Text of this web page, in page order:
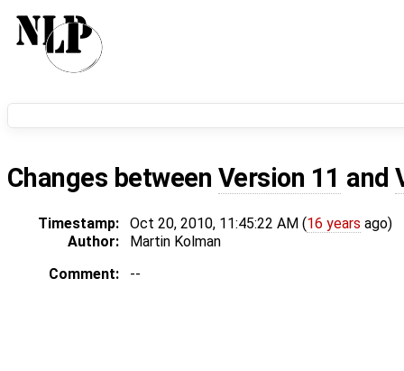
Changes between Version 11 and
Timestamp: Oct 20, 2010, 11:45:22 AM (16 years ago)
Author:
Martin Kolman
Comment:
--